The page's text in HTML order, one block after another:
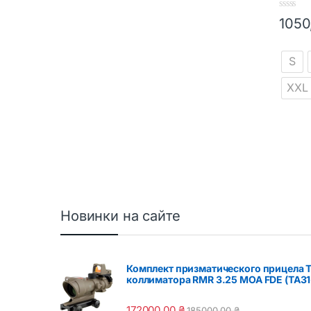
0
o
5
Этот
S
XXL
Новинки на сайте
Комплект призматического прицела
коллиматора RMR 3.25 МОА FDE